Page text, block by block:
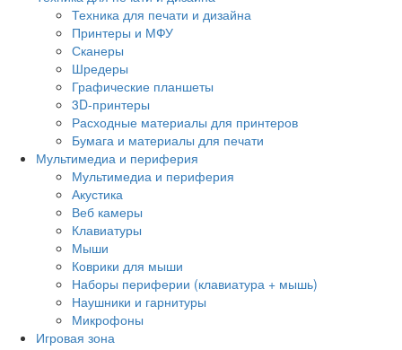
Техника для печати и дизайна
Принтеры и МФУ
Сканеры
Шредеры
Графические планшеты
3D-принтеры
Расходные материалы для принтеров
Бумага и материалы для печати
Мультимедиа и периферия
Мультимедиа и периферия
Акустика
Веб камеры
Клавиатуры
Мыши
Коврики для мыши
Наборы периферии (клавиатура + мышь)
Наушники и гарнитуры
Микрофоны
Игровая зона